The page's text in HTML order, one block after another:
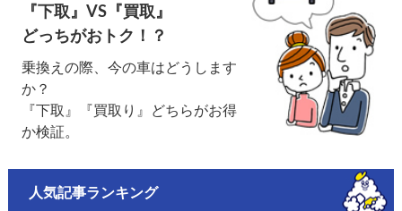
『下取』VS『買取』
どっちがおトク！？
乗換えの際、今の車はどうします
か？
『下取』『買取り』どちらがお得
か検証。
人気記事ランキング